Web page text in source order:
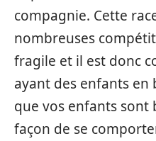
compagnie. Cette
nombreuses
fragile et il est donc
ayant des enfants en
que vos enfants sont
façon de se